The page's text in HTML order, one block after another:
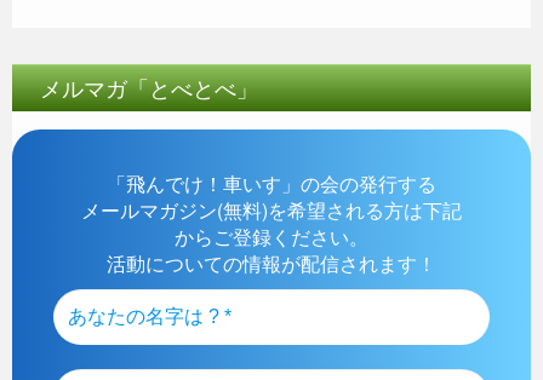
メルマガ「とべとべ」
「飛んでけ！車いす」の会の発行する
メールマガジン(無料)を希望される方は下記
からご登録ください。
活動についての情報が配信されます！